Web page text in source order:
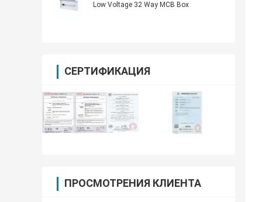
Low Voltage 32 Way MCB Box
СЕРТИФИКАЦИЯ
ПРОСМОТРЕНИЯ КЛИЕНТА